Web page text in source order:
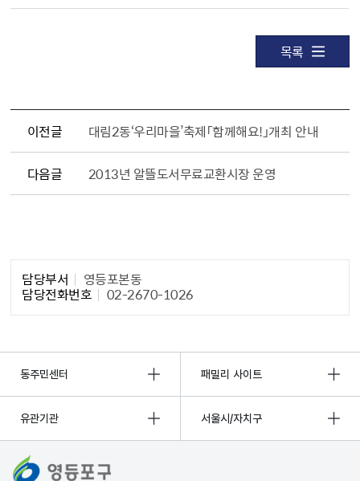
목록
이전글 대림2동‘우리마을’축제「함께해요!」개최 안내
다음글 2013년 알뜰도서무료교환시장 운영
담당부서 영등포본동
담당전화번호 02-2670-1026
동주민센터 패밀리 사이트
유관기관 서울시/자치구